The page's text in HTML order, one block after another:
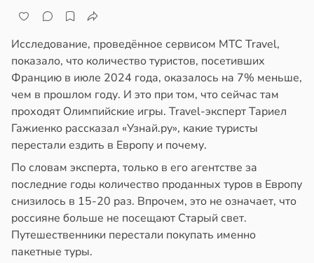
в20:58
Исследование, проведённое сервисом МТС Travel,
показало, что количество туристов, посетивших
Францию в июле 2024 года, оказалось на 7% меньше,
чем в прошлом году. И это при том, что сейчас там
проходят Олимпийские игры. Travel-эксперт Тариел
Гажиенко рассказал «Узнай.ру», какие туристы
перестали ездить в Европу и почему.
По словам эксперта, только в его агентстве за
последние годы количество проданных туров в Европу
снизилось в 15-20 раз. Впрочем, это не означает, что
россияне больше не посещают Старый свет.
Путешественники перестали покупать именно
пакетные туры.
20:45
20:38